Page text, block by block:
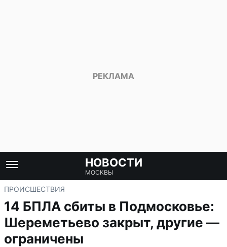
НОВОСТИ
МОСКВЫ
ПРОИСШЕСТВИЯ
14 БПЛА сбиты в Подмосковье:
Шереметьево закрыт, другие —
ограничены